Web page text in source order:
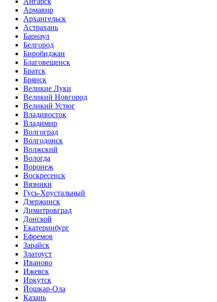
Армавир
Архангельск
Астрахань
Барнаул
Белгород
Биробиджан
Благовещенск
Братск
Брянск
Великие Луки
Великий Новгород
Великий Устюг
Владивосток
Владимир
Волгоград
Волгодонск
Волжский
Вологда
Воронеж
Воскресенск
Вязники
Гусь-Хрустальный
Дзержинск
Димитровград
Донской
Екатеринбург
Ефремов
Зарайск
Златоуст
Иваново
Ижевск
Иркутск
Йошкар-Ола
Казань